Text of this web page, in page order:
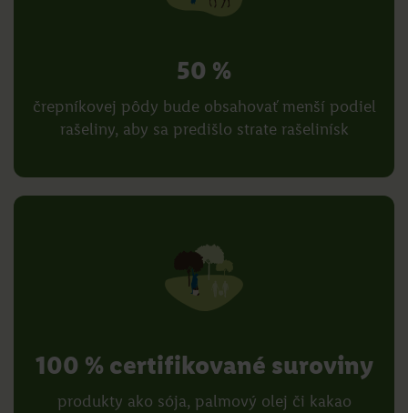
50 %
črepníkovej pôdy bude obsahovať menší podiel
rašeliny, aby sa predišlo strate rašelinísk
100 % certifikované suroviny
produkty ako sója, palmový olej či kakao